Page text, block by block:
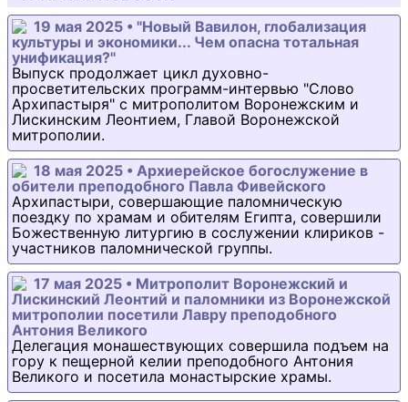
19 мая 2025 • "Новый Вавилон, глобализация
культуры и экономики... Чем опасна тотальная
унификация?"
Выпуск продолжает цикл духовно-
просветительских программ-интервью "Слово
Архипастыря" с митрополитом Воронежским и
Лискинским Леонтием, Главой Воронежской
митрополии.
18 мая 2025 • Архиерейское богослужение в
обители преподобного Павла Фивейского
Архипастыри, совершающие паломническую
поездку по храмам и обителям Египта, совершили
Божественную литургию в сослужении клириков -
участников паломнической группы.
17 мая 2025 • Митрополит Воронежский и
Лискинский Леонтий и паломники из Воронежской
митрополии посетили Лавру преподобного
Антония Великого
Делегация монашествующих совершила подъем на
гору к пещерной келии преподобного Антония
Великого и посетила монастырские храмы.